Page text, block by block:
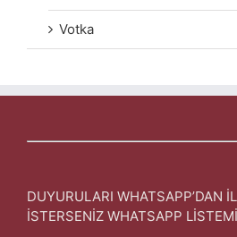
Votka
DUYURULARI WHATSAPP’DAN
İSTERSENİZ WHATSAPP